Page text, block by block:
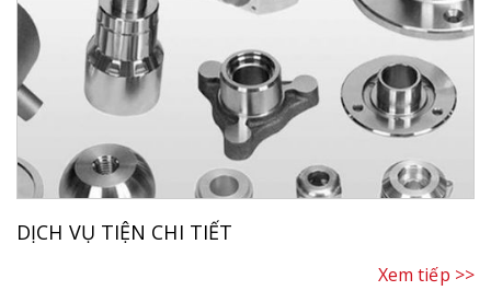
DỊCH VỤ TIỆN CHI TIẾT
Xem tiếp >>